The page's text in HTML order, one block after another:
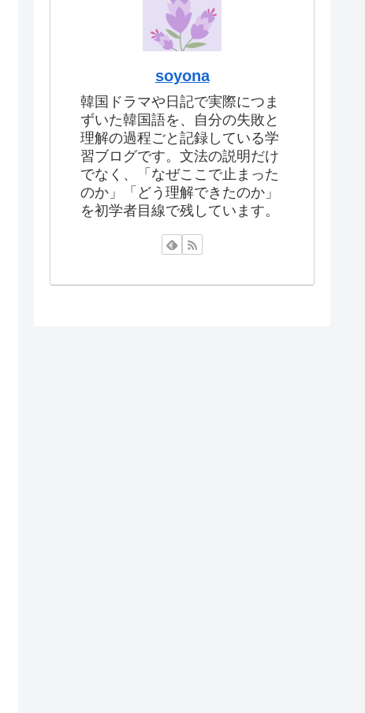
soyona
韓国ドラマや日記で実際につま
ずいた韓国語を、自分の失敗と
理解の過程ごと記録している学
習ブログです。文法の説明だけ
でなく、「なぜここで止まった
のか」「どう理解できたのか」
を初学者目線で残しています。